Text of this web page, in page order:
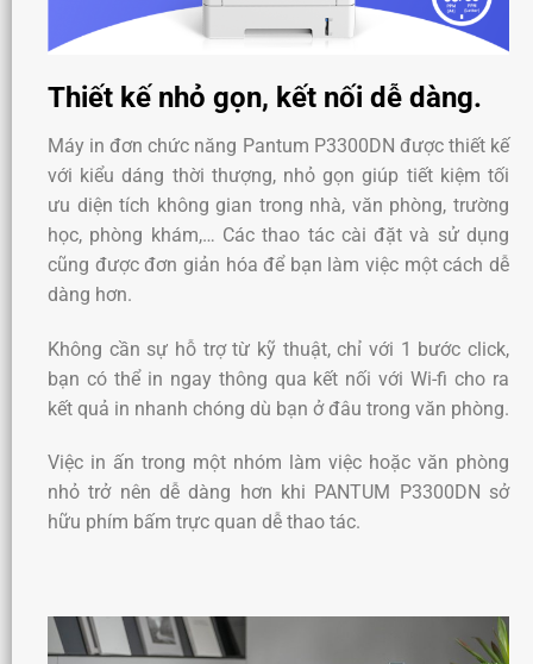
Thiết kế nhỏ gọn, kết nối dễ dàng.
Máy in đơn chức năng Pantum P3300DN được thiết kế
với kiểu dáng thời thượng, nhỏ gọn giúp tiết kiệm tối
ưu diện tích không gian trong nhà, văn phòng, trường
học, phòng khám,… Các thao tác cài đặt và sử dụng
cũng được đơn giản hóa để bạn làm việc một cách dễ
dàng hơn.
Không cần sự hỗ trợ từ kỹ thuật, chỉ với 1 bước click,
bạn có thể in ngay thông qua kết nối với Wi-fi cho ra
kết quả in nhanh chóng dù bạn ở đâu trong văn phòng.
Việc in ấn trong một nhóm làm việc hoặc văn phòng
nhỏ trở nên dễ dàng hơn khi PANTUM P3300DN sở
hữu phím bấm trực quan dễ thao tác.